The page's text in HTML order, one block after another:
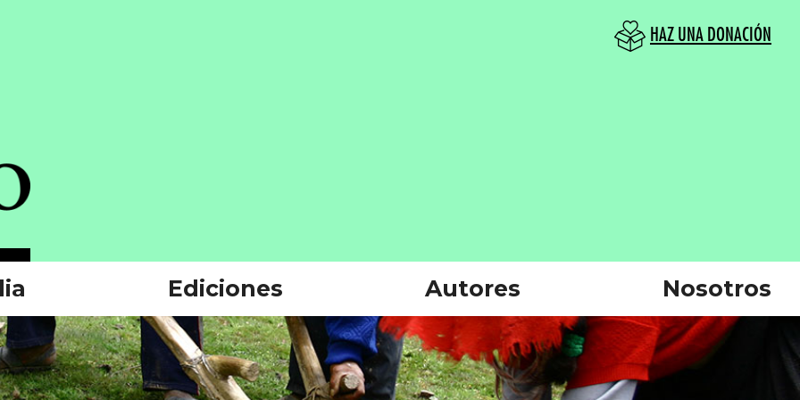
HAZ UNA DONACIÓN
Ediciones Autores Nosotros